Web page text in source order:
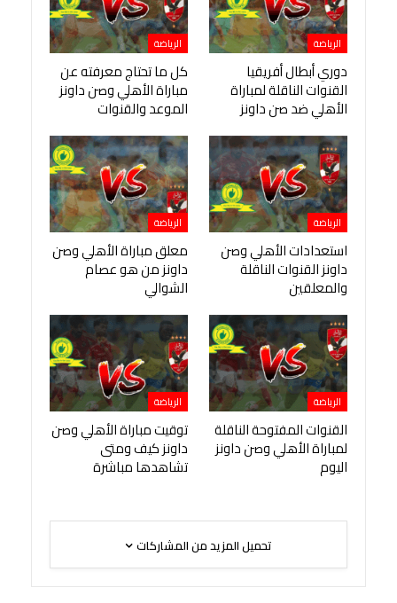
الرياضة
دوري أبطال أفريقيا
القنوات الناقلة لمباراة
الأهلي ضد صن داونز
الرياضة
كل ما تحتاج معرفته عن
مباراة الأهلي وصن داونز
الموعد والقنوات
الرياضة
استعدادات الأهلي وصن
داونز القنوات الناقلة
والمعلقين
الرياضة
معلق مباراة الأهلي وصن
داونز من هو عصام
الشوالي
الرياضة
القنوات المفتوحة الناقلة
لمباراة الأهلي وصن داونز
اليوم
الرياضة
توقيت مباراة الأهلي وصن
داونز كيف ومتى
تشاهدها مباشرة
تحميل المزيد من المشاركات